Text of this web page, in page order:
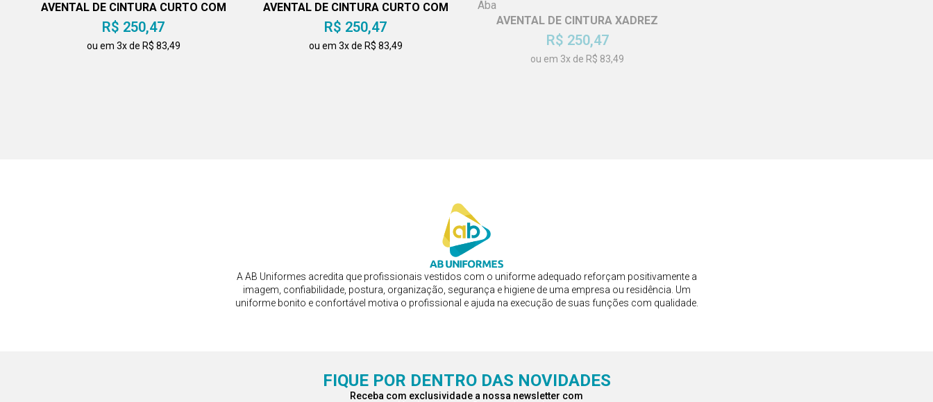
AVENTAL DE CINTURA CURTO COM
FENDA
R$ 250,47
ou em 3x de R$ 83,49
AVENTAL DE CINTURA CURTO COM
FENDA
R$ 250,47
ou em 3x de R$ 83,49
AVENTAL DE CINTURA XADREZ
VINHO COM ABA
R$ 250,47
ou em 3x de R$ 83,49
A AB Uniformes acredita que profissionais vestidos com o uniforme adequado reforçam positivamente a
imagem, confiabilidade, postura, organização, segurança e higiene de uma empresa ou residência. Um
uniforme bonito e confortável motiva o profissional e ajuda na execução de suas funções com qualidade.
FIQUE POR DENTRO DAS NOVIDADES
Receba com exclusividade a nossa newsletter com